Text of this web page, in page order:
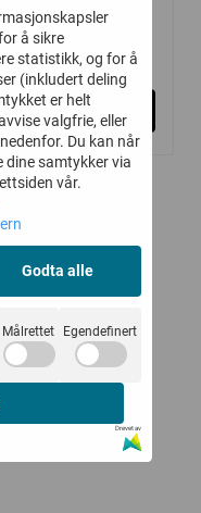
399,- 200,-
Kjøp
å sikre
statistikk, og for å
(inkludert deling
er helt
valgfrie, eller
Du kan når
dine samtykker via
vår.
Godta alle
Målrettet Egendefinert
Drevet av